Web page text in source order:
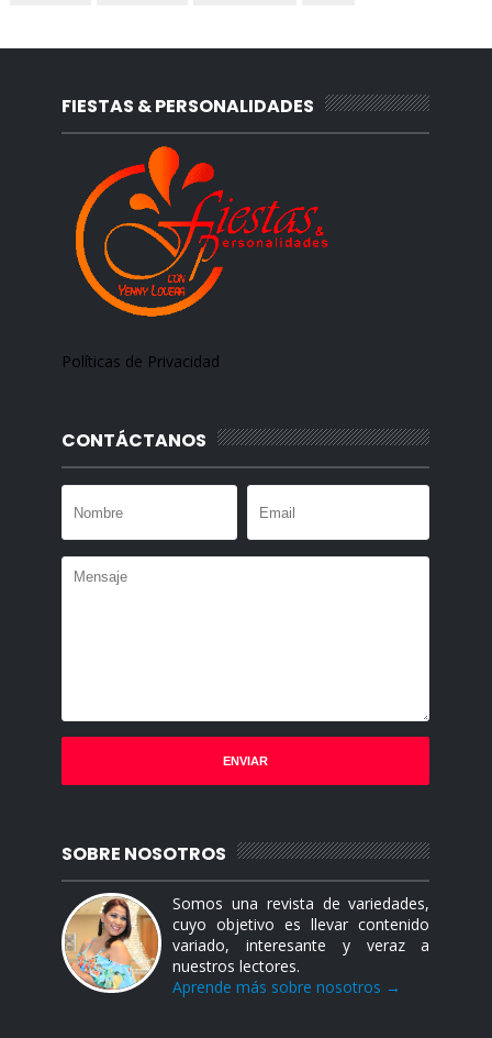
FIESTAS & PERSONALIDADES
Políticas de Privacidad
CONTÁCTANOS
SOBRE NOSOTROS
Somos una revista de variedades,
cuyo objetivo es llevar contenido
variado, interesante y veraz a
nuestros lectores.
Aprende más sobre nosotros →